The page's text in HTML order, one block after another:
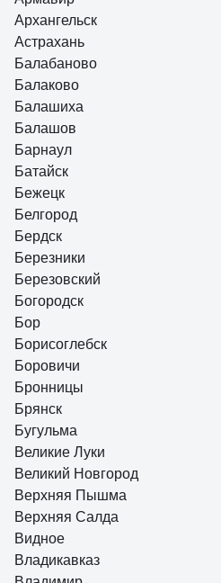
Архангельск
Астрахань
Балабаново
Балаково
Балашиха
Балашов
Барнаул
Батайск
Бежецк
Белгород
Бердск
Березники
Березовский
Богородск
Бор
Борисоглебск
Боровичи
Бронницы
Брянск
Бугульма
Великие Луки
Великий Новгород
Верхняя Пышма
Верхняя Салда
Видное
Владикавказ